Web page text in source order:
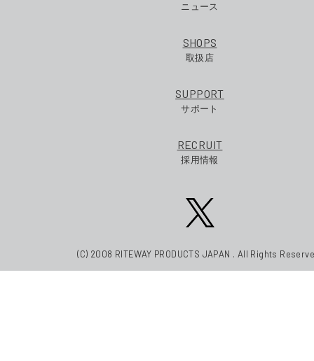
ニュース
SHOPS
取扱店
SUPPORT
サポート
RECRUIT
採用情報
(C) 2008 RITEWAY PRODUCTS JAPAN . All Rights